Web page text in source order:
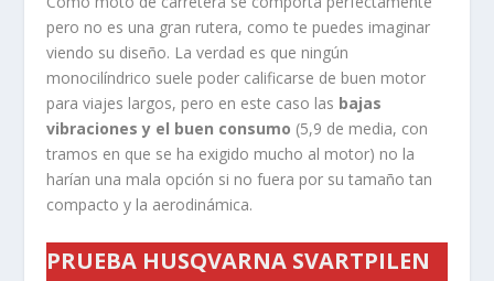
pero no es una gran rutera, como te puedes imaginar
viendo su diseño. La verdad es que ningún
monocilíndrico suele poder calificarse de buen motor
para viajes largos, pero en este caso las bajas
vibraciones y el buen consumo (5,9 de media, con
tramos en que se ha exigido mucho al motor) no la
harían una mala opción si no fuera por su tamaño tan
compacto y la aerodinámica.
PRUEBA HUSQVARNA SVARTPILEN